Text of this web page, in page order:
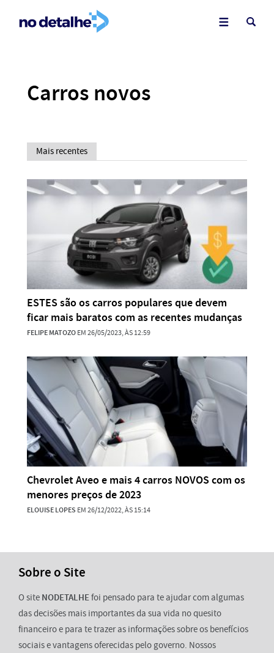
Carros novos
Mais recentes
ESTES são os carros populares que devem
ficar mais baratos com as recentes mudanças
FELIPE MATOZOEM 26/05/2023, ÀS 12:59
Chevrolet Aveo e mais 4 carros NOVOS com os
menores preços de 2023
ELOUISE LOPES EM 26/12/2022, ÀS 15:14
Sobre o Site
O site NODETALHEfoi pensado para te ajudar com algumas
das decisões mais importantes da sua vida no quesito
financeiro e para te trazer as informações sobre os benefícios
sociais e vantagens oferecidas pelo governo. Nossos